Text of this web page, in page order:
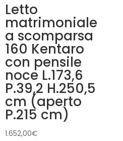
Letto
matrimoniale
a scomparsa
160 Kentaro
con pensile
noce L.173,6
P.39,2 H.250,5
cm (aperto
P.215 cm)
1.652,00€